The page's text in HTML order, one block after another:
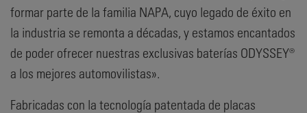
formar parte de la familia NAPA, cuyo legado de éxito en
la industria se remonta a décadas, y estamos encantados
de poder ofrecer nuestras exclusivas baterías ODYSSEY®
a los mejores automovilistas».
Fabricadas con la tecnología patentada de placas